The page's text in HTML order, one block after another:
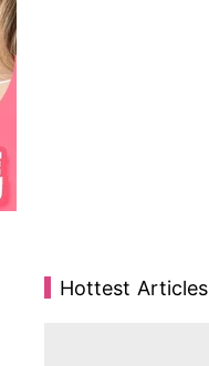
Hottest Articles